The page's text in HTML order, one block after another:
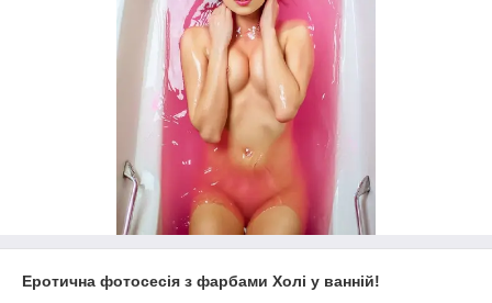
Еротична фотосесія з фарбами Холі у ванній!